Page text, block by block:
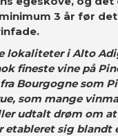
3 år før
lokaliteter i Alto
fineste vine på
Bourgogne som
som mange
udtalt drøm om
etableret sig blandt